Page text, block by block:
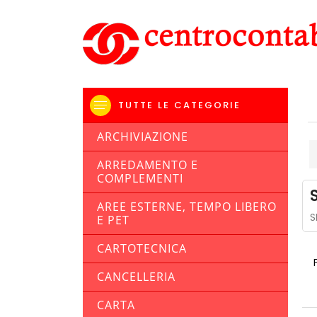
TUTTE LE CATEGORIE
ARCHIVIAZIONE
ARREDAMENTO E
COMPLEMENTI
AREE ESTERNE, TEMPO LIBERO
E PET
CARTOTECNICA
CANCELLERIA
CARTA